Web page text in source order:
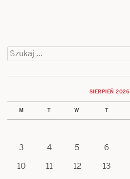
Szukaj:
SIERPIEŃ 2026
M T W T
3
4 5 6
10
11 12 13